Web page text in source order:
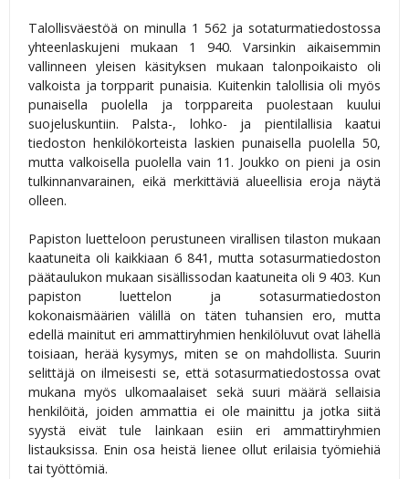
Talollisväestöä on minulla 1 562 ja sotaturmatiedostossa
yhteenlaskujeni mukaan 1 940. Varsinkin aikaisemmin
vallinneen yleisen käsityksen mukaan talonpoikaisto oli
valkoista ja torpparit punaisia. Kuitenkin talollisia oli myös
punaisella puolella ja torppareita puolestaan kuului
suojeluskuntiin. Palsta-, lohko- ja pientilallisia kaatui
tiedoston henkilökorteista laskien punaisella puolella 50,
mutta valkoisella puolella vain 11. Joukko on pieni ja osin
tulkinnanvarainen, eikä merkittäviä alueellisia eroja näytä
olleen.
Papiston luetteloon perustuneen virallisen tilaston mukaan
kaatuneita oli kaikkiaan 6 841, mutta sotasurmatiedoston
päätaulukon mukaan sisällissodan kaatuneita oli 9 403. Kun
papiston luettelon ja sotasurmatiedoston
kokonaismäärien välillä on täten tuhansien ero, mutta
edellä mainitut eri ammattiryhmien henkilöluvut ovat lähellä
toisiaan, herää kysymys, miten se on mahdollista. Suurin
selittäjä on ilmeisesti se, että sotasurmatiedostossa ovat
mukana myös ulkomaalaiset sekä suuri määrä sellaisia
henkilöitä, joiden ammattia ei ole mainittu ja jotka siitä
syystä eivät tule lainkaan esiin eri ammattiryhmien
listauksissa. Enin osa heistä lienee ollut erilaisia työmiehiä
tai työttömiä.